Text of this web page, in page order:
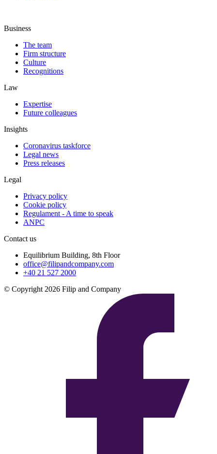
Business
The team
Firm structure
Culture
Recognitions
Law
Expertise
Future colleagues
Insights
Coronavirus taskforce
Legal news
Press releases
Legal
Privacy policy
Cookie policy
Regulament - A time to speak
ANPC
Contact us
Equilibrium Building, 8th Floor
office@filipandcompany.com
+40 21 527 2000
© Copyright 2026 Filip and Company